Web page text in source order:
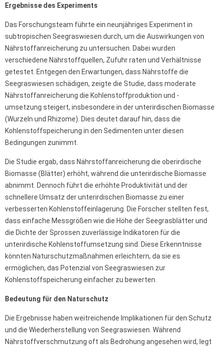
Ergebnisse des Experiments
Das Forschungsteam führte ein neunjähriges Experiment in
subtropischen Seegraswiesen durch, um die Auswirkungen von
Nährstoffanreicherung zu untersuchen. Dabei wurden
verschiedene Nährstoffquellen, Zufuhr raten und Verhältnisse
getestet. Entgegen den Erwartungen, dass Nährstoffe die
Seegraswiesen schädigen, zeigte die Studie, dass moderate
Nährstoffanreicherung die Kohlenstoffproduktion und -
umsetzung steigert, insbesondere in der unterirdischen Biomasse
(Wurzeln und Rhizome). Dies deutet darauf hin, dass die
Kohlenstoffspeicherung in den Sedimenten unter diesen
Bedingungen zunimmt.
Die Studie ergab, dass Nährstoffanreicherung die oberirdische
Biomasse (Blätter) erhöht, während die unterirdische Biomasse
abnimmt. Dennoch führt die erhöhte Produktivität und der
schnellere Umsatz der unterirdischen Biomasse zu einer
verbesserten Kohlenstoffeinlagerung. Die Forscher stellten fest,
dass einfache Messgrößen wie die Höhe der Seegrasblätter und
die Dichte der Sprossen zuverlässige Indikatoren für die
unterirdische Kohlenstoffumsetzung sind. Diese Erkenntnisse
könnten Naturschutzmaßnahmen erleichtern, da sie es
ermöglichen, das Potenzial von Seegraswiesen zur
Kohlenstoffspeicherung einfacher zu bewerten.
Bedeutung für den Naturschutz
Die Ergebnisse haben weitreichende Implikationen für den Schutz
und die Wiederherstellung von Seegraswiesen. Während
Nährstoffverschmutzung oft als Bedrohung angesehen wird, legt